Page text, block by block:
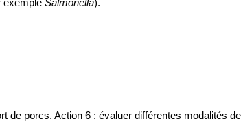
exemple Salmonella).
de porcs. Action 6 : évaluer différentes modalités